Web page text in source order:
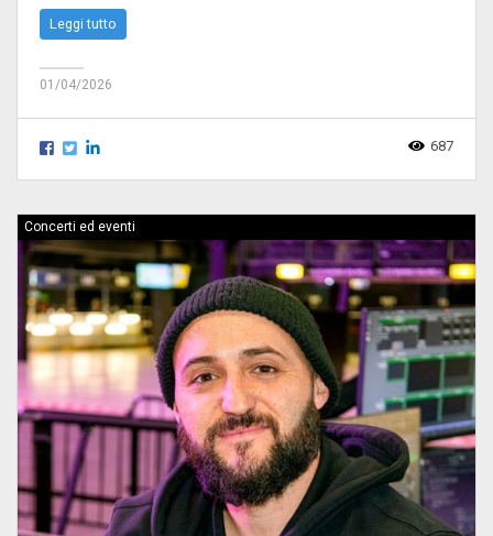
Leggi tutto
01/04/2026
687
Concerti ed eventi